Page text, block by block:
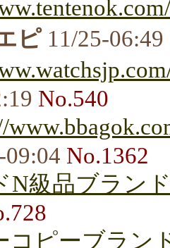
ピ11/25-06:49
No.540
09:04 No.1362
N級品ブラン
コピーブラン